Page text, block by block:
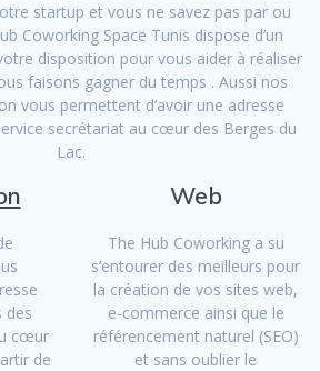
startup et vous ne savez pas par ou
Coworking Space Tunis dispose d’un
disposition pour vous aider à réaliser
faisons gagner du temps . Aussi nos
vous permettent d’avoir une adresse
secrétariat au cœur des Berges du
Lac.
des
cœur
de
Web
The Hub Coworking a su
s’entourer des meilleurs pour
la création de vos sites web,
e-commerce ainsi que le
référencement naturel (SEO)
et sans oublier le